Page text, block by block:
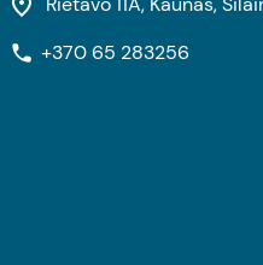
+370 65 283256